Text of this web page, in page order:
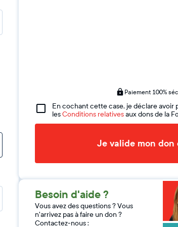
Paiement 100%
En cochant cette case, je déclare avoir
lesConditions relativesaux dons de la
Je valide mon don
Besoin d'aide ?
Vous avez des questions ? Vous
n'arrivez pas à faire un don ?
Contactez-nous :